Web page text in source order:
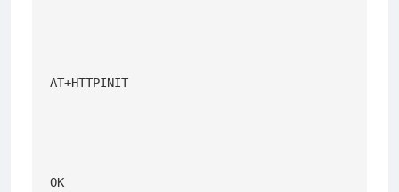
AT+HTTPINIT
OK